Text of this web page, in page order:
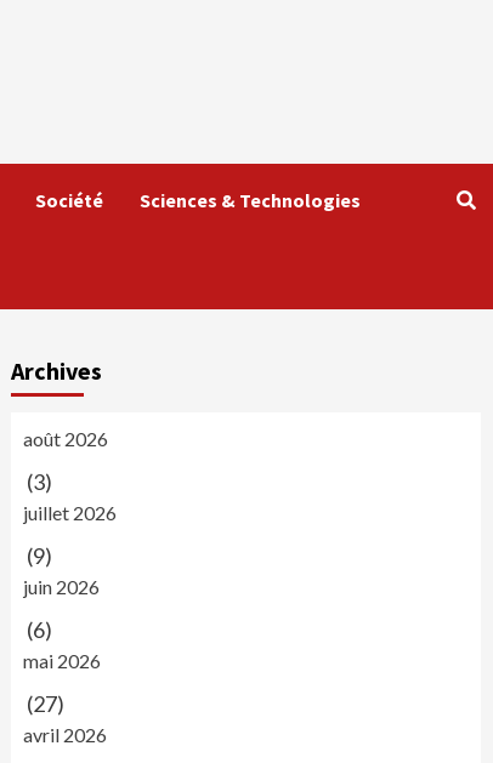
Société Sciences & Technologies
Archives
août 2026
(3)
juillet 2026
(9)
juin 2026
(6)
mai 2026
(27)
avril 2026